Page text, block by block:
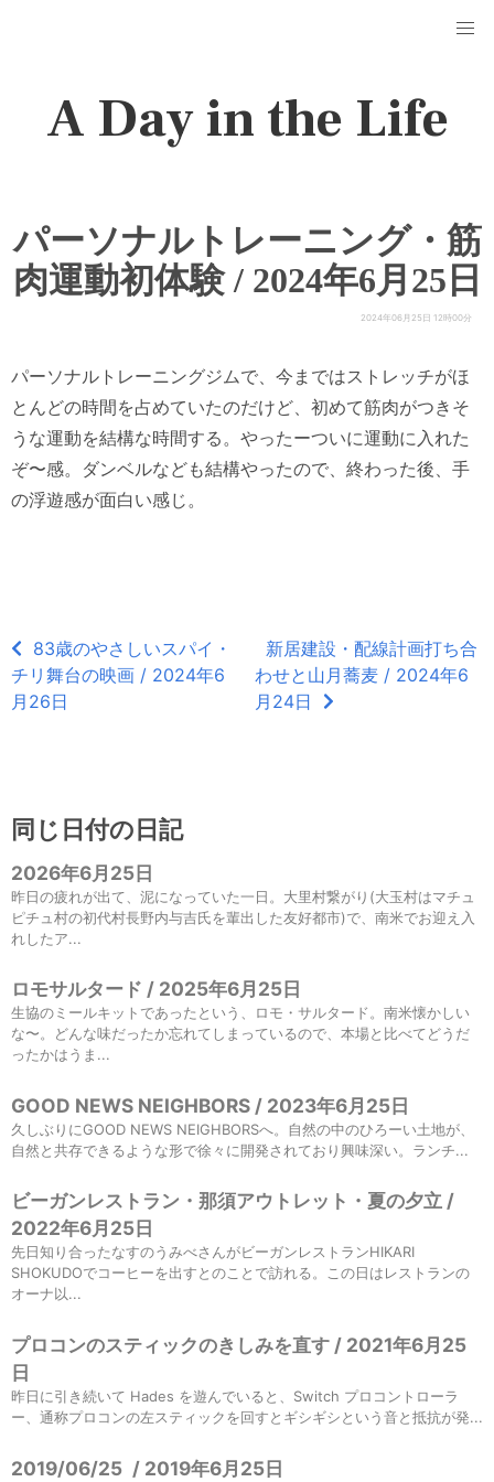
A Day in the Life
パーソナルトレーニング・筋
肉運動初体験 / 2024年6月25日
2024年06月25日 12時00分
パーソナルトレーニングジムで、今まではストレッチがほ
とんどの時間を占めていたのだけど、初めて筋肉がつきそ
うな運動を結構な時間する。やったーついに運動に入れた
ぞ〜感。ダンベルなども結構やったので、終わった後、手
の浮遊感が面白い感じ。
83歳のやさしいスパイ・
チリ舞台の映画 / 2024年6
月26日
新居建設・配線計画打ち合
わせと山月蕎麦 / 2024年6
月24日
同じ日付の日記
2026年6月25日
昨日の疲れが出て、泥になっていた一日。大里村繋がり(大玉村はマチュ
ピチュ村の初代村長野内与吉氏を輩出した友好都市)で、南米でお迎え入
れしたア...
ロモサルタード / 2025年6月25日
生協のミールキットであったという、ロモ・サルタード。南米懐かしい
な〜。どんな味だったか忘れてしまっているので、本場と比べてどうだ
ったかはうま...
GOOD NEWS NEIGHBORS / 2023年6月25日
久しぶりにGOOD NEWS NEIGHBORSへ。自然の中のひろーい土地が、
自然と共存できるような形で徐々に開発されており興味深い。ランチ...
ビーガンレストラン・那須アウトレット・夏の夕立 /
2022年6月25日
先日知り合ったなすのうみべさんがビーガンレストランHIKARI
SHOKUDOでコーヒーを出すとのことで訪れる。この日はレストランの
オーナ以...
プロコンのスティックのきしみを直す / 2021年6月25
日
昨日に引き続いて Hades を遊んでいると、Switch プロコントローラ
ー、通称プロコンの左スティックを回すとギシギシという音と抵抗が発...
2019/06/25 / 2019年6月25日